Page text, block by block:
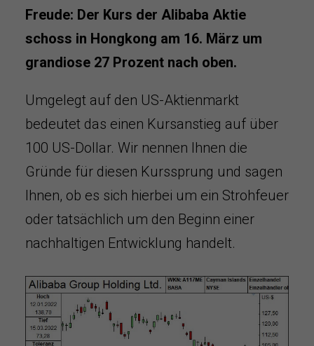
Freude: Der Kurs der Alibaba Aktie
schoss in Hongkong am 16. März um
grandiose 27 Prozent nach oben.
Umgelegt auf den US-Aktienmarkt
bedeutet das einen Kursanstieg auf über
100 US-Dollar. Wir nennen Ihnen die
Gründe für diesen Kurssprung und sagen
Ihnen, ob es sich hierbei um ein Strohfeuer
oder tatsächlich um den Beginn einer
nachhaltigen Entwicklung handelt.